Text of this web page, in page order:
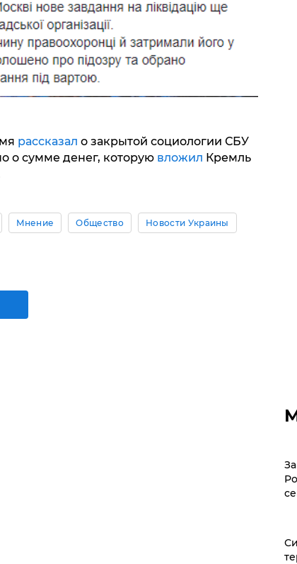
рассказал о закрытой социологии СБУ
о сумме денег, которую вложил Кремль
Мнение Общество Новости Украины